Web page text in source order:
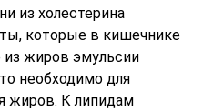
из холестерина
которые в кишечнике
из жиров эмульсии
необходимо для
жиров. К липидам